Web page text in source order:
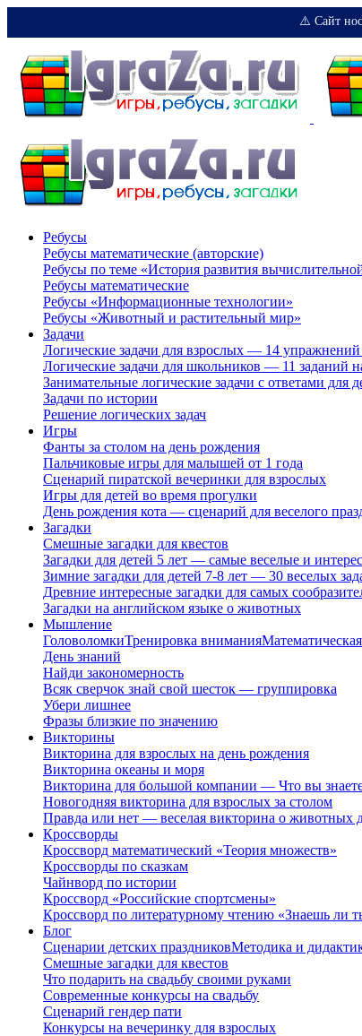
⚠️ Сайт
Ребусы
Ребусы математические (авторские)
Ребусы по теме «История развития
Ребусы математические
Ребусы «Информационные технологии»
Ребусы «Животный и растительный мир»
Задачи
Логические задачи для взрослых — 14 упражнений
Логические задачи для школьников — 11 заданий
Занимательные логические задачи с ответами для
Задачи по истории
Решение логических задач
Игры
Фанты за столом на день рождения
Пальчиковые игры для малышей от 1 года
Сценарий пиратской вечеринки для взрослых
Игры для детей во время прогулки
День рождения кота — сценарий для веселого
Загадки
Смешные загадки для квестов
Загадки для детей 5 лет — самые веселые и
Зимние загадки для детей 7-8 лет — 30 веселых
Древние интересные загадки для самых
Загадки на английском языке о животных
Мышление
ГоловоломкиТренировка внимания
День знаний
Найди закономерность
Всяк сверчок знай свой шесток — группировка
Убери лишнее
Фразы близкие по значению
Викторины
Викторина для взрослых на день рождения
Викторина океаны и моря
Викторина для большой компании — Что вы
Новогодняя викторина для взрослых за столом
Правда или нет — веселая викторина о животных
Кроссворды
Кроссворд математический «Теория множеств»
Кроссворды по сказкам
Чайнворд по истории
Кроссворд «Российские спортсмены»
Кроссворд по литературному чтению «Знаешь ли
Блог
Сценарии детских праздниковМетодика и
Смешные загадки для квестов
Что подарить на свадьбу своими руками
Современные конкурсы на свадьбу
Сценарий гендер пати
Конкурсы на вечеринку для взрослых